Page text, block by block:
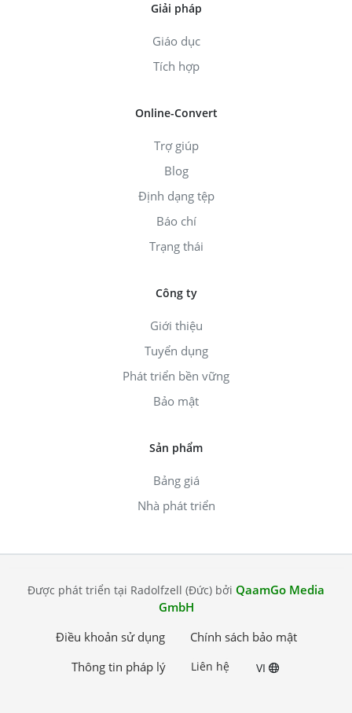
Giải pháp
Giáo dục
Tích hợp
Online-Convert
Trợ giúp
Blog
Định dạng tệp
Báo chí
Trạng thái
Công ty
Giới thiệu
Tuyển dụng
Phát triển bền vững
Bảo mật
Sản phẩm
Bảng giá
Nhà phát triển
Được phát triển tại Radolfzell (Đức) bởi QaamGo Media
GmbH
Điều khoản sử dụng
Chính sách bảo mật
Thông tin pháp lý
Liên hệ VI